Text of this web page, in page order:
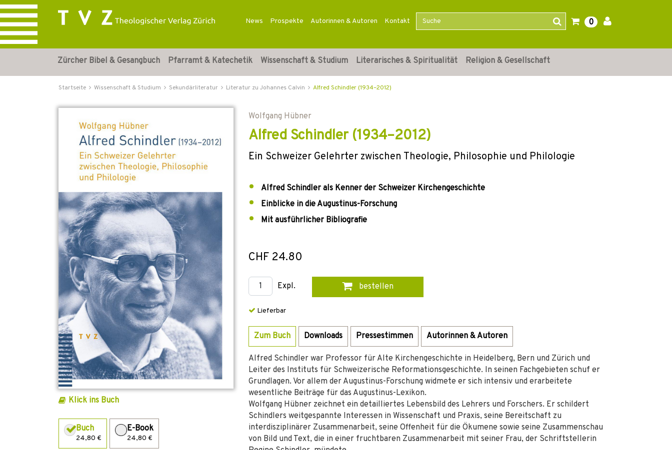
News Prospekte Autorinnen & Autoren Kontakt 0
Zürcher Bibel & Gesangbuch Pfarramt & Katechetik Wissenschaft & Studium Literarisches & Spiritualität Religion & Gesellschaft
Startseite Wissenschaft & Studium Sekundärliteratur Literatur zu Johannes Calvin Alfred Schindler (1934–2012)
Klick ins Buch
Buch
24,80 €
E-Book
24,80 €
Wolfgang Hübner
Alfred Schindler (1934–2012)
Ein Schweizer Gelehrter zwischen Theologie, Philosophie und Philologie
Alfred Schindler als Kenner der Schweizer Kirchengeschichte
Einblicke in die Augustinus-Forschung
Mit ausführlicher Bibliografie
CHF 24.80
Expl. bestellen
Lieferbar
Zum Buch Downloads Pressestimmen Autorinnen & Autoren
Alfred Schindler war Professor für Alte Kirchengeschichte in Heidelberg, Bern und Zürich und
Leiter des Instituts für Schweizerische Reformationsgeschichte. In seinen Fachgebieten schuf er
Grundlagen. Vor allem der Augustinus-Forschung widmete er sich intensiv und erarbeitete
wesentliche Beiträge für das Augustinus-Lexikon.
Wolfgang Hübner zeichnet ein detailliertes Lebensbild des Lehrers und Forschers. Er schildert
Schindlers weitgespannte Interessen in Wissenschaft und Praxis, seine Bereitschaft zu
interdisziplinärer Zusammenarbeit, seine Offenheit für die Ökumene sowie seine Zusammenschau
von Bild und Text, die in einer fruchtbaren Zusammenarbeit mit seiner Frau, der Schriftstellerin